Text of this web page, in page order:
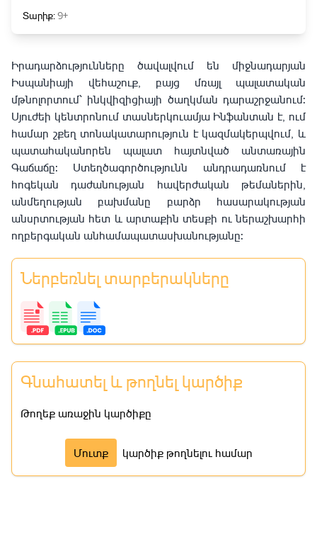
Տարիք:9+
Իրադարձությունները ծավալվում են միջնադարյան
Իսպանիայի վեհաշուք, բայց մռայլ պալատական
մթնոլորտում՝ ինկվիզիցիայի ծաղկման դարաշրջանում:
Սյուժեի կենտրոնում տասներկուամյա Ինֆանտան է, ում
համար շքեղ տոնակատարություն է կազմակերպվում, և
պատահականորեն պալատ հայտնված անտառային
Գաճաճը: Ստեղծագործությունն անդրադառնում է
հոգեկան դաժանության հավերժական թեմաներին,
անմեղության բախմանը բարձր հասարակության
անսրտության հետ և արտաքին տեսքի ու ներաշխարհի
ողբերգական անհամապատասխանությանը:
Ներբեռնել տարբերակները
Գնահատել և թողնել կարծիք
Թողեք առաջին կարծիքը
Մուտք կարծիք թողնելու համար